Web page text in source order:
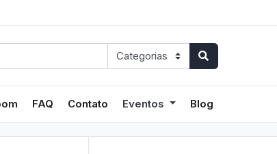
FAQ Contato Eventos Blog